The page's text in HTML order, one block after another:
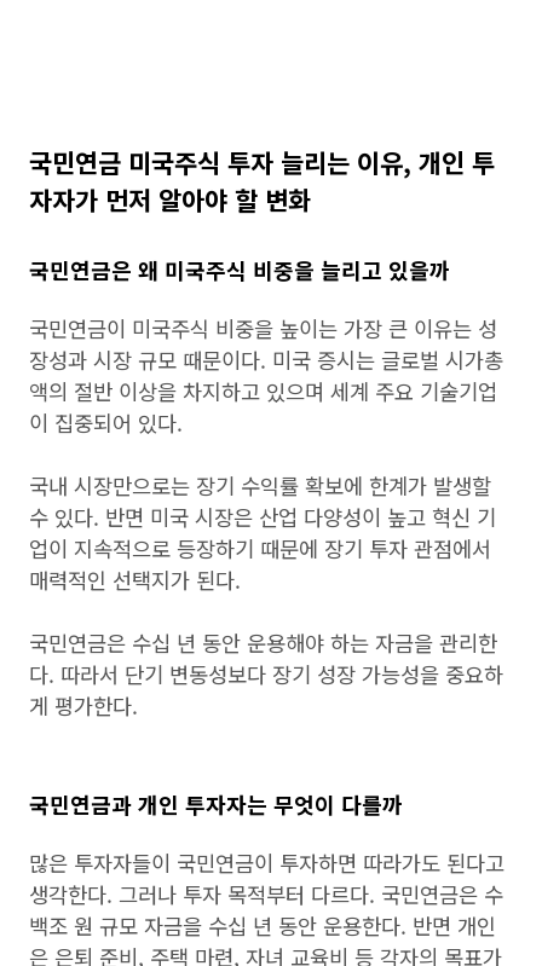
국민연금 미국주식 투자 늘리는 이유, 개인 투
자자가 먼저 알아야 할 변화
국민연금은 왜 미국주식 비중을 늘리고 있을까
국민연금이 미국주식 비중을 높이는 가장 큰 이유는 성
장성과 시장 규모 때문이다. 미국 증시는 글로벌 시가총
액의 절반 이상을 차지하고 있으며 세계 주요 기술기업
이 집중되어 있다.
국내 시장만으로는 장기 수익률 확보에 한계가 발생할
수 있다. 반면 미국 시장은 산업 다양성이 높고 혁신 기
업이 지속적으로 등장하기 때문에 장기 투자 관점에서
매력적인 선택지가 된다.
국민연금은 수십 년 동안 운용해야 하는 자금을 관리한
다. 따라서 단기 변동성보다 장기 성장 가능성을 중요하
게 평가한다.
국민연금과 개인 투자자는 무엇이 다를까
많은 투자자들이 국민연금이 투자하면 따라가도 된다고
생각한다. 그러나 투자 목적부터 다르다. 국민연금은 수
백조 원 규모 자금을 수십 년 동안 운용한다. 반면 개인
은 은퇴 준비, 주택 마련, 자녀 교육비 등 각자의 목표가